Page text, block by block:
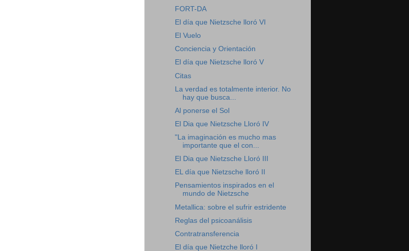
FORT-DA
El día que Nietzsche lloró VI
El Vuelo
Conciencia y Orientación
El día que Nietzsche lloró V
Citas
La verdad es totalmente interior. No
hay que busca...
Al ponerse el Sol
El Dia que Nietzsche Lloró IV
"La imaginación es mucho mas
importante que el con...
El Dia que Nietzsche Lloró III
EL día que Nietzsche lloró II
Pensamientos inspirados en el
mundo de Nietzsche
Metallica: sobre el sufrir estridente
Reglas del psicoanálisis
Contratransferencia
El día que Nietzche lloró I